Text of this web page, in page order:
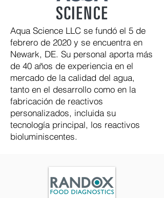
Aqua Science LLC se fundó el 5 de
febrero de 2020 y se encuentra en
Newark, DE. Su personal aporta más
de 40 años de experiencia en el
mercado de la calidad del agua,
tanto en el desarrollo como en la
fabricación de reactivos
personalizados, incluida su
tecnología principal, los reactivos
bioluminiscentes.